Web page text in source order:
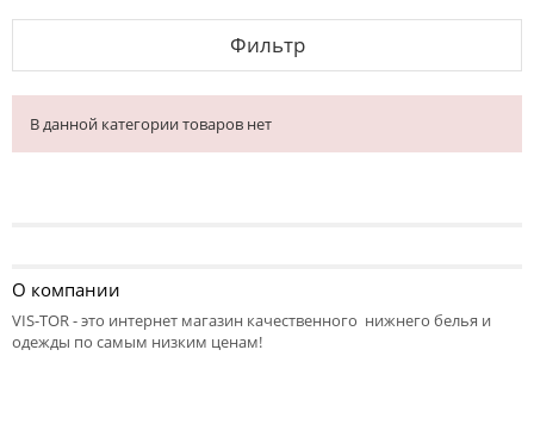
Фильтр
В данной категории товаров нет
О компании
VIS-TOR - это интернет магазин качественного нижнего белья и
одежды по самым низким ценам!